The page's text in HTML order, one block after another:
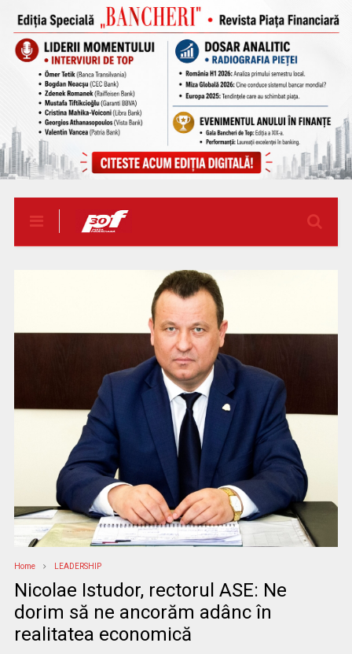
Home LEADERSHIP
Nicolae Istudor, rectorul ASE: Ne
dorim să ne ancorăm adânc în
realitatea economică